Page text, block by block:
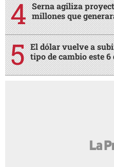
Serna agiliza
millones que
El dólar vuelve a
tipo de cambio este 6